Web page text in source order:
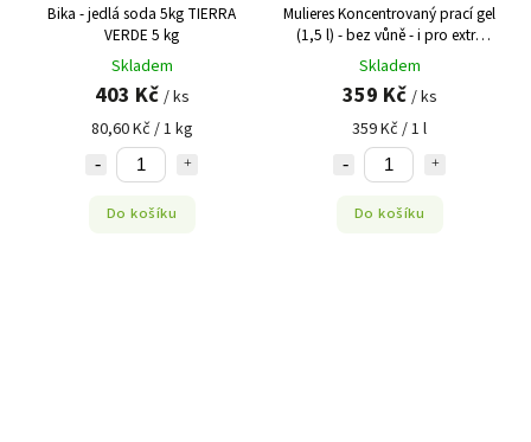
Bika - jedlá soda 5kg TIERRA
VERDE 5 kg
Skladem
403 Kč / ks
80,60 Kč / 1 kg
Do košíku
Mulieres Koncentrovaný prací gel
(1,5 l) - bez vůně - i pro extra
citlivou pokožku
Skladem
359 Kč / ks
359 Kč / 1 l
Do košíku